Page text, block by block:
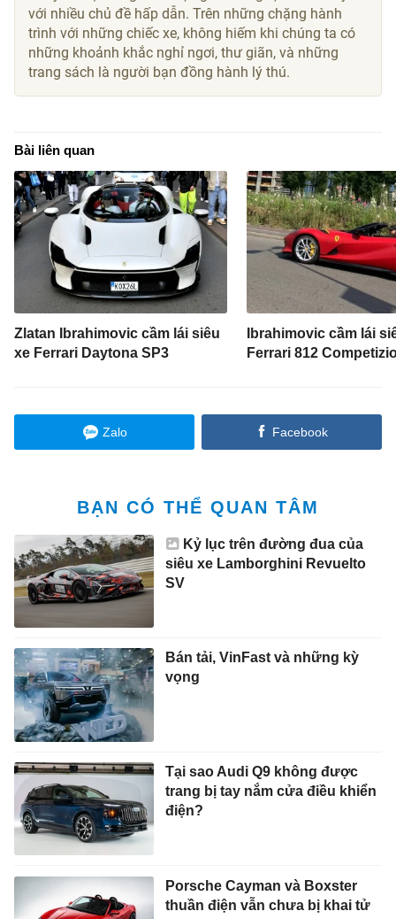
với nhiều chủ đề hấp dẫn. Trên những chặng hành
trình với những chiếc xe, không hiếm khi chúng ta có
những khoảnh khắc nghỉ ngơi, thư giãn, và những
trang sách là người bạn đồng hành lý thú.
Bài liên quan
Zlatan Ibrahimovic cầm lái siêu
xe Ferrari Daytona SP3
Ibrahimovic cầm lái
Ferrari 812
Zalo Facebook
BẠN CÓ THỂ QUAN TÂM
Kỷ lục trên đường đua của
siêu xe Lamborghini Revuelto
SV
Bán tải, VinFast và những kỳ
vọng
Tại sao Audi Q9 không được
trang bị tay nắm cửa điều khiển
điện?
Porsche Cayman và Boxster
thuần điện vẫn chưa bị khai tử